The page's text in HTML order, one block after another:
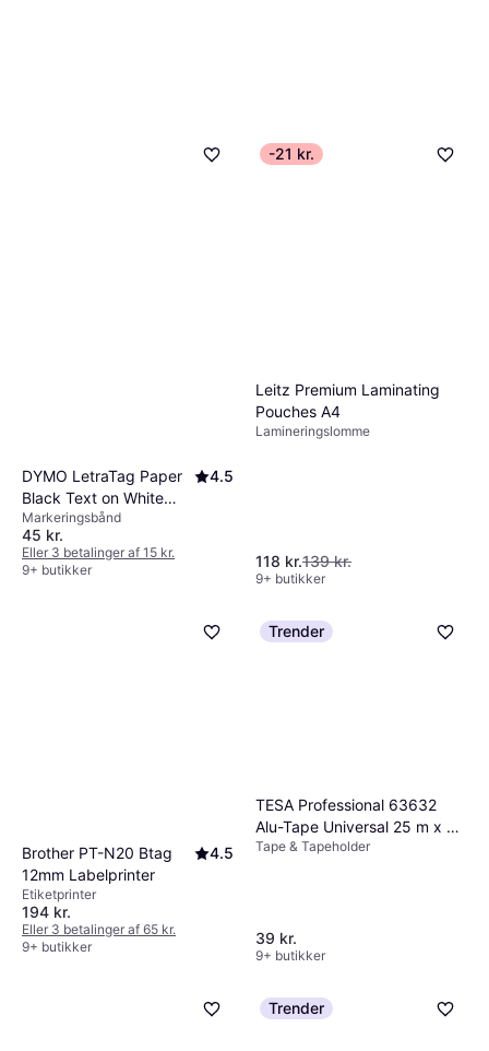
DYMO LetraTag Paper
Black Text on White
12mmx4m
4.5
Markeringsbånd
45 kr.
Eller 3 betalinger af 15 kr.
9+ butikker
-21 kr.
Leitz Premium Laminating
Pouches A4
Lamineringslomme
118 kr.139 kr.
9+ butikker
Brother PT-N20 Btag
12mm Labelprinter
4.5
Etiketprinter
194 kr.
Eller 3 betalinger af 65 kr.
9+ butikker
Trender
TESA Professional 63632
Alu-Tape Universal 25 m x 50
mm
Tape & Tapeholder
39 kr.
9+ butikker
Trender